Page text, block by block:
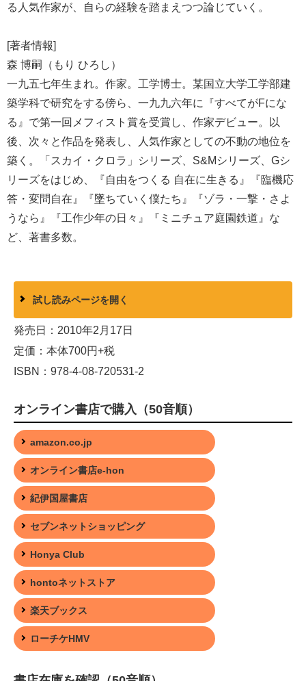
る人気作家が、自らの経験を踏まえつつ論じていく。
[著者情報]
森 博嗣（もり ひろし）
一九五七年生まれ。作家。工学博士。某国立大学工学部建
築学科で研究をする傍ら、一九九六年に『すべてがFにな
る』で第一回メフィスト賞を受賞し、作家デビュー。以
後、次々と作品を発表し、人気作家としての不動の地位を
築く。「スカイ・クロラ」シリーズ、S&Mシリーズ、Gシ
リーズをはじめ、『自由をつくる 自在に生きる』『臨機応
答・変問自在』『墜ちていく僕たち』『ゾラ・一撃・さよ
うなら』『工作少年の日々』『ミニチュア庭園鉄道』な
ど、著書多数。
試し読みページを開く
発売日：2010年2月17日
定価：本体700円+税
ISBN：978-4-08-720531-2
オンライン書店で購入（50音順）
amazon.co.jp
オンライン書店e-hon
紀伊国屋書店
セブンネットショッピング
Honya Club
hontoネットストア
楽天ブックス
ローチケHMV